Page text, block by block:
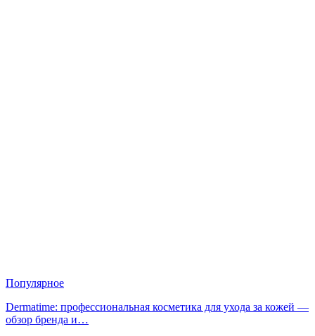
Популярное
Dermatime: профессиональная косметика для ухода за кожей —
обзор бренда и…